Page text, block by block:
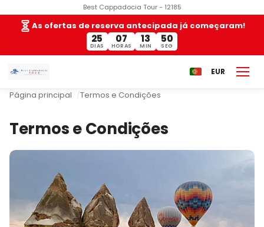
Best Cappadocia Tour - 12185
As ofertas de reserva antecipada já começaram!
25
DIAS
07
HORAS
13
MIN
49
SEG
EUR
Página principal Termos e Condições
Termos e Condições